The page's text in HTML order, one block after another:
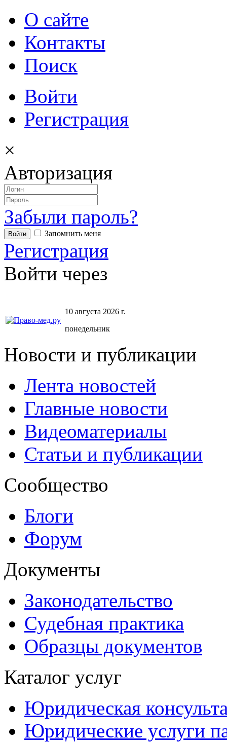
О сайте
Контакты
Поиск
Войти
Регистрация
×
Авторизация
Забыли пароль?
Запомнить меня
Регистрация
Войти через
10 августа 2026 г.
понедельник
Новости и публикации
Лента новостей
Главные новости
Видеоматериалы
Статьи и публикации
Сообщество
Блоги
Форум
Документы
Законодательство
Судебная практика
Образцы документов
Каталог услуг
Юридическая
Юридические услуги